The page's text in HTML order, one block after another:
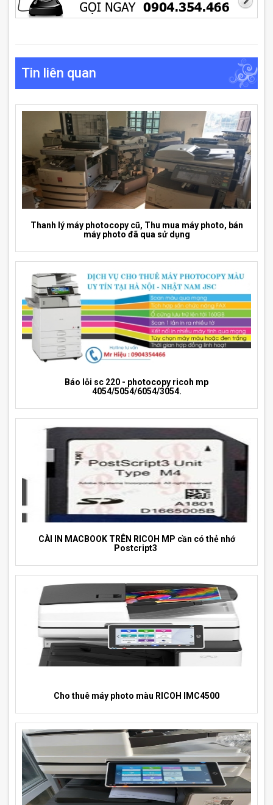
Tin liên quan
Thanh lý máy photocopy cũ, Thu mua máy photo, bán
máy photo đã qua sử dụng
Báo lỗi sc 220 - photocopy ricoh mp
4054/5054/6054/3054.
CÀI IN MACBOOK TRÊN RICOH MP cần có thẻ nhớ
Postcript3
Cho thuê máy photo màu RICOH IMC4500